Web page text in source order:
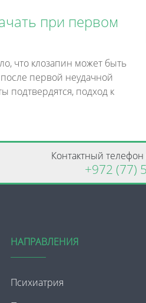
при первом
что клозапин может быть
первой неудачной
подтвердятся, подход к
Контактный
+972 (77)
НАПРАВЛЕНИЯ
Психиатрия